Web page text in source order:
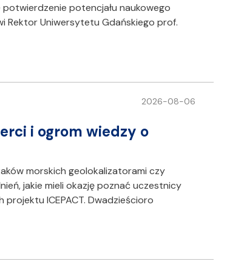
potencjału naukowego
Rektor Uniwersytetu Gdańskiego prof.
2026-08-06
i ogrom wiedzy o
morskich geolokalizatorami czy
jakie mieli okazję poznać uczestnicy
ICEPACT. Dwadzieścioro